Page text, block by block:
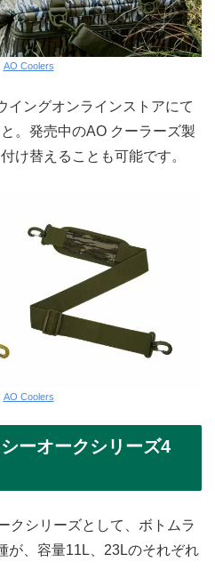
AO Coolers
イングオンラインストアにて
。発売中のAO クーラーズ製
け替えることも可能です。
AO Coolers
ーオークシリーズ4
クシリーズとして、ボトムラ
が、容量11L、23Lのそれぞれ